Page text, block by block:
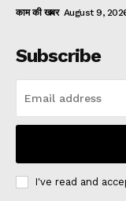
काम की खबर August 9,
Subscribe
I've read and